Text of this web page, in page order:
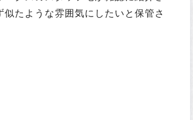
たような雰囲気にしたいと保管さ